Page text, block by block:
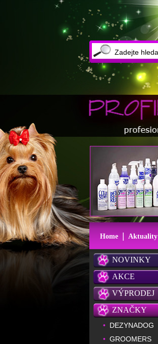
Home | Aktuality
NOVINKY
AKCE
VÝPRODEJ
ZNAČKY
• DEZYNADOG
• GROOMERS